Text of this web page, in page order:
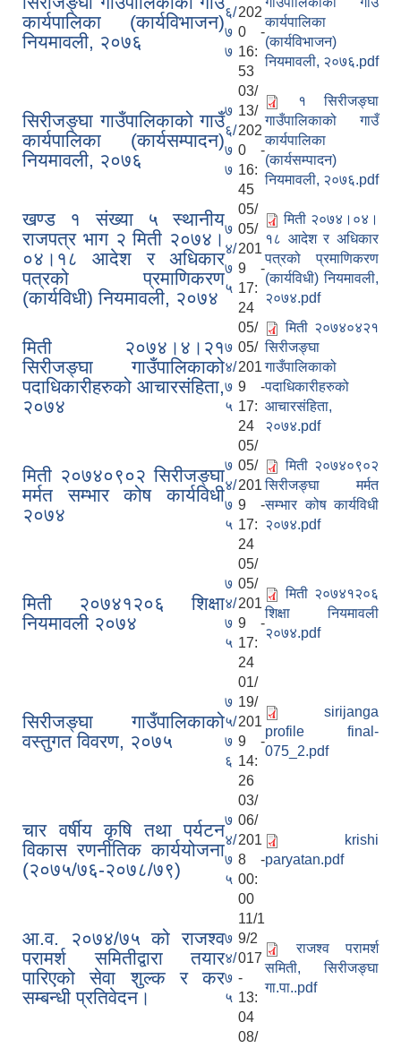
कार्यपालिका (कार्यविभाजन)
नियमावली, २०७६
६/
७
७
202
0 -
16:
53
कार्यपालिका
(कार्यविभाजन)
नियमावली, २०७६.pdf
सिरीजङ्घा गाउँपालिकाको गाउँ
कार्यपालिका (कार्यसम्पादन)
नियमावली, २०७६
७
६/
७
७
03/
13/
202
0 -
16:
45
१ सिरीजङ्घा
गाउँपालिकाको गाउँ
कार्यपालिका
(कार्यसम्पादन)
नियमावली, २०७६.pdf
खण्ड १ संख्या ५ स्थानीय
राजपत्र भाग २ मिती २०७४।
०४।१८ आदेश र अधिकार
पत्रको प्रमाणिकरण
(कार्यविधी) नियमावली, २०७४
७
४/
७
५
05/
05/
201
9 -
17:
24
मिती २०७४।०४।
१८ आदेश र अधिकार
पत्रको प्रमाणिकरण
(कार्यविधी) नियमावली,
२०७४.pdf
मिती २०७४।४।२१
सिरीजङ्घा गाउँपालिकाको
पदाधिकारीहरुको आचारसंहिता,
२०७४
७
४/
७
५
05/
05/
201
9 -
17:
24
मिती २०७४०४२१
सिरीजङ्घा
गाउँपालिकाको
पदाधिकारीहरुको
आचारसंहिता,
२०७४.pdf
मिती २०७४०९०२ सिरीजङ्घा
मर्मत सम्भार कोष कार्यविधी
२०७४
७
४/
७
५
05/
05/
201
9 -
17:
24
मिती २०७४०९०२
सिरीजङ्घा मर्मत
सम्भार कोष कार्यविधी
२०७४.pdf
मिती २०७४१२०६ शिक्षा
नियमावली २०७४
७
४/
७
५
05/
05/
201
9 -
17:
24
मिती २०७४१२०६
शिक्षा नियमावली
२०७४.pdf
सिरीजङ्घा गाउँपालिकाको
वस्तुगत विवरण, २०७५
७
५/
७
६
01/
19/
201
9 -
14:
26
sirijanga
profile final-
075_2.pdf
चार वर्षीय कृषि तथा पर्यटन
विकास रणनीतिक कार्ययोजना
(२०७५/७६-२०७८/७९)
७
४/
७
५
03/
06/
201
8 -
00:
00
krishi
paryatan.pdf
आ.व. २०७४/७५ को राजश्व
परामर्श समितीद्वारा तयार
पारिएको सेवा शुल्क र कर
सम्बन्धी प्रतिवेदन।
७
४/
७
५
11/1
9/2
017
-
13:
04
राजश्व परामर्श
समिती, सिरीजङ्घा
गा.पा..pdf
08/